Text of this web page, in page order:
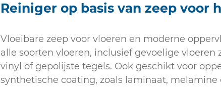
Reiniger op basis van zeep voor
Vloeibare zeep voor vloeren en moderne
alle soorten vloeren, inclusief gevoelige vloeren
vinyl of gepolijste tegels. Ook geschikt voor
synthetische coating, zoals laminaat, melamine